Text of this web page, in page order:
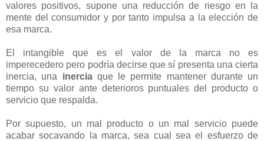
valores positivos, supone una reducción de riesgo en la
mente del consumidor y por tanto impulsa a la elección de
esa marca.
El intangible que es el valor de la marca no es
imperecedero pero podría decirse que sí presenta una cierta
inercia, una inerciaque le permite mantener durante un
tiempo su valor ante deterioros puntuales del producto o
servicio que respalda.
Por supuesto, un mal producto o un mal servicio puede
acabar socavando la marca, sea cual sea el esfuerzo de